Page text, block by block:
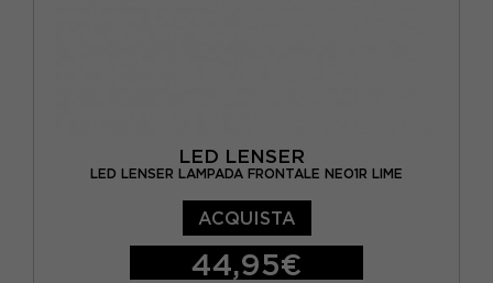
LED LENSER
LED LENSER LAMPADA FRONTALE NEO1R LIME
ACQUISTA
44,95€